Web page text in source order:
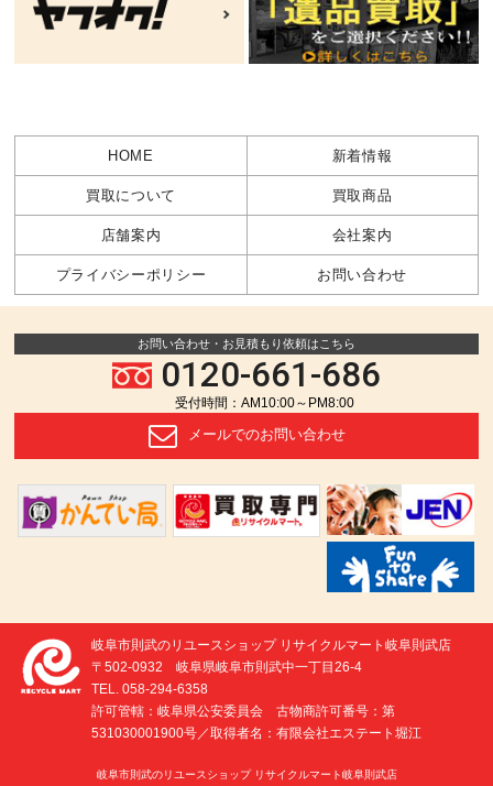
HOME 新着情報
買取について 買取商品
店舗案内 会社案内
プライバシーポリシー お問い合わせ
お問い合わせ・お見積もり依頼はこちら
0120-661-686
受付時間：AM10:00～PM8:00
メールでのお問い合わせ
岐阜市則武のリユースショップ リサイクルマート岐阜則武店
〒502-0932 岐阜県岐阜市則武中一丁目26-4
TEL. 058-294-6358
許可管轄：岐阜県公安委員会 古物商許可番号：第
531030001900号／取得者名：有限会社エステート堀江
岐阜市則武のリユースショップ リサイクルマート岐阜則武店